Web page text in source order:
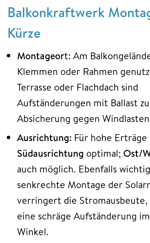
Balkonkraftwerk
Kürze
Montageort: Am
Klemmen oder Rahmen
Terrasse oder Flachdach sind
Aufständerungen mit Ballast
Absicherung gegen
Ausrichtung: Für hohe
Südausrichtung optimal; Ost/
auch möglich. Ebenfalls
senkrechte Montage der
verringert die Stromausbeute,
eine schräge Aufständerung
Winkel.